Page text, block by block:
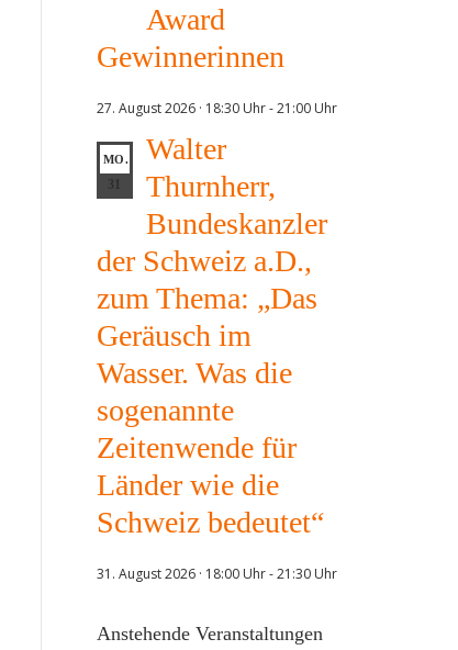
Award
Gewinnerinnen
27. August 2026 · 18:30 Uhr-21:00 Uhr
MO.
Walter
Thurnherr,
Bundeskanzler
der Schweiz a.D.,
zum Thema: „Das
Geräusch im
Wasser. Was die
sogenannte
Zeitenwende für
Länder wie die
Schweiz bedeutet“
31. August 2026 · 18:00 Uhr-21:30 Uhr
Anstehende Veranstaltungen